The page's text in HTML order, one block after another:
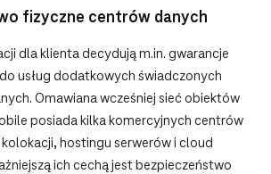
fizyczne centrów danych
dla klienta decydują m.in. gwarancje
usług dodatkowych świadczonych
Omawiana wcześniej sieć obiektów
posiada kilka komercyjnych centrów
hostingu serwerów i cloud
ich cechą jest bezpieczeństwo